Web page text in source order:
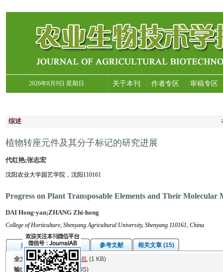
2026年8月9日 星期日 关于本刊 作者专区 审稿专区
综述
植物转座元件及其分子标记的研究进展
代红艳;张志宏
沈阳农业大学园艺学院，沈阳110161
Progress on Plant Transposable Elements and Their Molecular
DAI Hong-yan;ZHANG Zhi-hong
College of Horticulture, Shenyang Agricultural University, Shenyang 110161, China
摘要 图/表 参考文献
相关文章 (15)
全文: PDF(585 KB)HTML(1 KB)
输出: BibTeX|EndNote(RIS)